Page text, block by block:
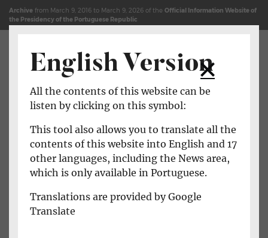
Jump to content (shortcut key c)
Site Map
Archive from March 9, 2016 to March 9, 2026 of the Official Information Website of
the Presidency of the Portuguese Republic
Open main menu
English Version
All the contents of this website can be
listen by clicking on this symbol:
This tool also allows you to translate all the
contents of this website into English and 17
other languages, including the News area,
which is only available in Portuguese.
Translations are provided by Google
Translate